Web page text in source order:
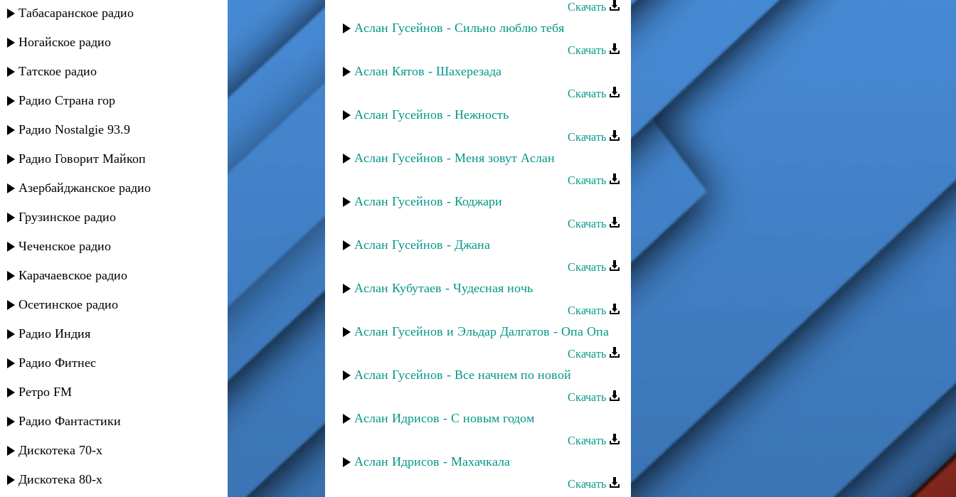
Табасаранское радио
Ногайское радио
Татское радио
Радио Страна гор
Радио Nostalgie 93.9
Радио Говорит Майкоп
Азербайджанское радио
Грузинское радио
Чеченское радио
Карачаевское радио
Осетинское радио
Радио Индия
Радио Фитнес
Ретро FM
Радио Фантастики
Дискотека 70-х
Дискотека 80-х
Скачать
Аслан Гусейнов - Сильно люблю тебя
Скачать
Аслан Кятов - Шахерезада
Скачать
Аслан Гусейнов - Нежность
Скачать
Аслан Гусейнов - Меня зовут Аслан
Скачать
Аслан Гусейнов - Коджари
Скачать
Аслан Гусейнов - Джана
Скачать
Аслан Кубутаев - Чудесная ночь
Скачать
Аслан Гусейнов и Эльдар Далгатов - Опа Опа
Скачать
Аслан Гусейнов - Все начнем по новой
Скачать
Аслан Идрисов - С новым годом
Скачать
Аслан Идрисов - Махачкала
Скачать